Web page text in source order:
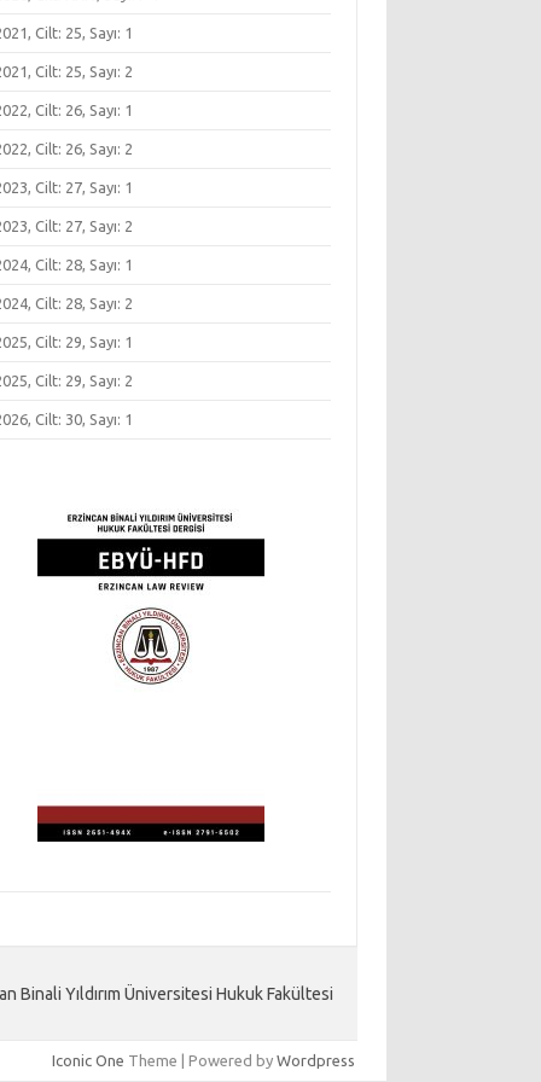
Cilt: 25, Sayı: 1
Cilt: 25, Sayı: 2
Cilt: 26, Sayı: 1
Cilt: 26, Sayı: 2
Cilt: 27, Sayı: 1
Cilt: 27, Sayı: 2
Cilt: 28, Sayı: 1
Cilt: 28, Sayı: 2
Cilt: 29, Sayı: 1
Cilt: 29, Sayı: 2
Cilt: 30, Sayı: 1
Binali Yıldırım Üniversitesi Hukuk Fakültesi
Iconic One Theme | Powered by Wordpress